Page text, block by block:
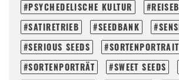
PSYCHEDELISCHE KULTUR
SATIRETRIEB
SEEDBANK
SERIOUS SEEDS
SORTENPORTRAIT
SORTENPORTRÄT
SWEET SEEDS